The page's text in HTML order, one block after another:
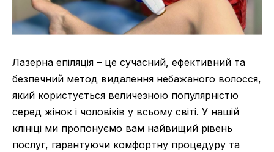
Лазерна епіляція – це сучасний, ефективний та
безпечний метод видалення небажаного волосся,
який користується величезною популярністю
серед жінок і чоловіків у всьому світі. У нашій
клініці ми пропонуємо вам найвищий рівень
послуг, гарантуючи комфортну процедуру та